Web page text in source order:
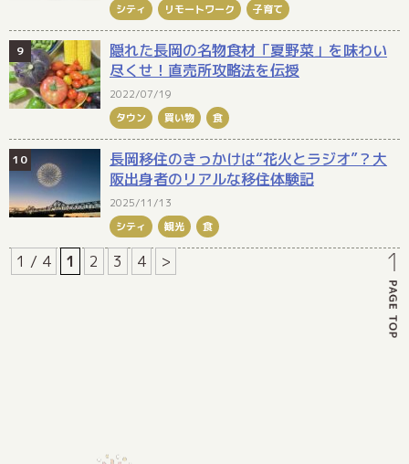
シティ
リモートワーク 子育て
隠れた長岡の名物食材「夏野菜」を味わい
尽くせ！直売所攻略法を伝授
2022/07/19
タウン
買い物 食
長岡移住のきっかけは“花火とラジオ”？大
阪出身者のリアルな移住体験記
2025/11/13
シティ
観光 食
1 / 4 1 2 3 4 >